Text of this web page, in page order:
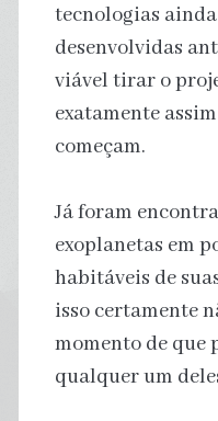
tecnologias
desenvolvidas
viável tirar o
exatamente
começam.
Já foram
exoplanetas em
habitáveis de
isso certamente
momento de que
qualquer um